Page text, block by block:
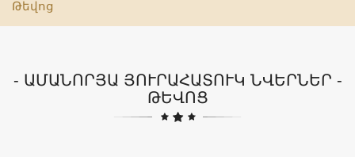
Թեվոց
- ԱՄԱՆՈՐՅԱ ՅՈՒՐԱՀԱՏՈՒԿ ՆՎԵՐՆԵՐ -
ԹԵՎՈՑ